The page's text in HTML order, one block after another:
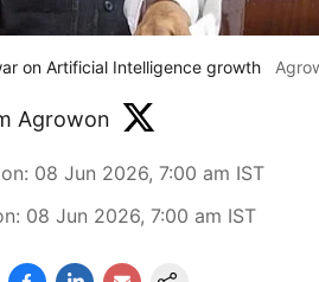
on Artificial Intelligence growth
Agrowon
: 08 Jun 2026, 7:00 am IST
: 08 Jun 2026, 7:00 am IST